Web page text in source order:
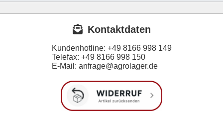
Kontaktdaten
Kundenhotline: +49 8166 998 149
Telefax: +49 8166 998 150
E-Mail: anfrage@agrolager.de